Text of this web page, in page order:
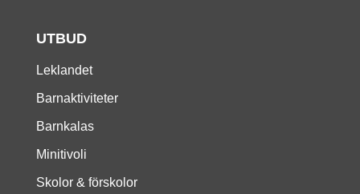
UTBUD
Leklandet
Barnaktiviteter
Barnkalas
Minitivoli
Skolor & förskolor